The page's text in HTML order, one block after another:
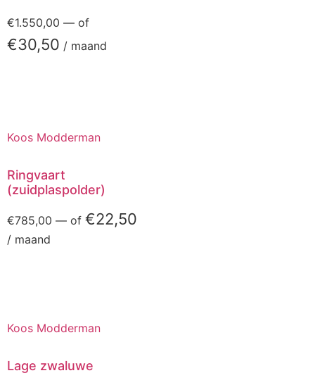
€1.550,00 — of
€30,50 / maand
Koos Modderman
Ringvaart
(zuidplaspolder)
€785,00 — of €22,50
/ maand
Koos Modderman
Lage zwaluwe